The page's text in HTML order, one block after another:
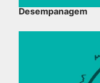
Desempanagem